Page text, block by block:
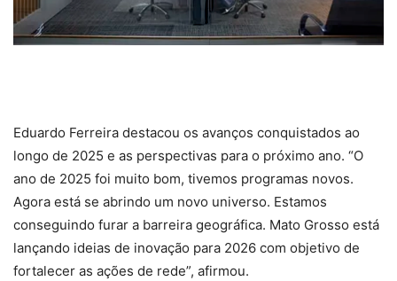
Eduardo Ferreira destacou os avanços conquistados ao
longo de 2025 e as perspectivas para o próximo ano. “O
ano de 2025 foi muito bom, tivemos programas novos.
Agora está se abrindo um novo universo. Estamos
conseguindo furar a barreira geográfica. Mato Grosso está
lançando ideias de inovação para 2026 com objetivo de
fortalecer as ações de rede”, afirmou.